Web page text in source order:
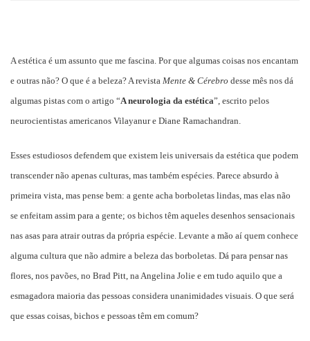
A estética é um assunto que me fascina. Por que algumas coisas nos encantam
e outras não? O que é a beleza? A revista Mente & Cérebro desse mês nos dá
algumas pistas com o artigo “A neurologia da estética”, escrito pelos
neurocientistas americanos Vilayanure Diane Ramachandran
Esses estudiosos defendem que existem leis universais da estética que podem
transcender não apenas culturas, mas também espécies. Parece absurdo à
primeira vista, mas pense bem: a gente acha borboletas lindas, mas elas não
se enfeitam assim para a gente; os bichos têm aqueles desenhos sensacionais
nas asas para atrair outras da própria espécie. Levante a mão aí quem conhece
alguma cultura que não admire a beleza das borboletas. Dá para pensar nas
flores, nos pavões, no Brad Pitt, na Angelina Jolie e em tudo aquilo que a
esmagadora maioria das pessoas considera unanimidades visuais. O que será
que essas coisas, bichos e pessoas têm em comum?